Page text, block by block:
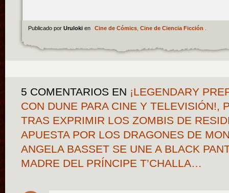
Publicado por Uruloki en Cine de Cómics, Cine de Ciencia Ficción
5 COMENTARIOS EN ¡LEGENDARY
CON DUNE PARA CINE Y TELEVISIÓN!,
TRAS EXPRIMIR LOS ZOMBIS DE
APUESTA POR LOS DRAGONES DE
ANGELA BASSET SE UNE A BLACK
MADRE DEL PRÍNCIPE T’CHALLA…